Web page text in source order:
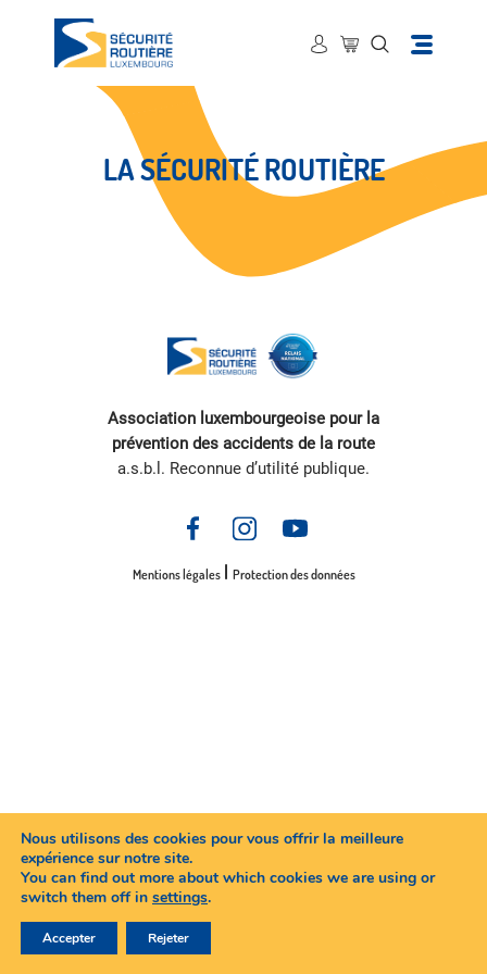
LA SÉCURITÉ ROUTIÈRE
Association luxembourgeoise pour la
prévention des accidents de la route
a.s.b.l. Reconnue d’utilité publique.
Mentions légales Protection des données
Nous utilisons des cookies pour vous offrir la meilleure
expérience sur notre site.
You can find out more about which cookies we are using or
switch them off in settings.
Accepter Rejeter